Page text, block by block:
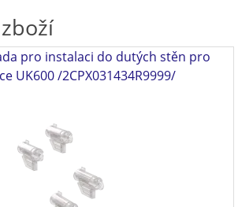
pro instalaci do dutých stěn pro
UK600 /2CPX031434R9999/